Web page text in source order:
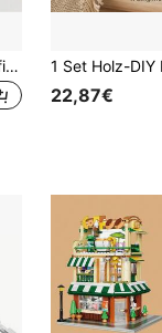
1 Set Bonsai Kirschblüten & Pfirsichblüten Gebäude Bausteine - Exquisites Design, handgemachtes DIY Mikro-Partikel Architektur Modell Spielzeug, ABS Material, Schreibtisch Dekor Modell, perfekt für Halloween, Thanksgiving, Weihnachtsgeschenke, Heimdekoration und kreative Spiele, 1 Stück Multi-Funktions Klammer-förmiges Baustein Demontage Werkzeug, Kleinteil Baustein Demontage und Montage Werkzeugsatz
22,87€